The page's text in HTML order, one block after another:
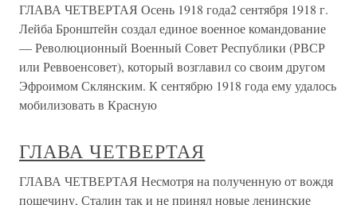
ГЛАВА ЧЕТВЕРТАЯ Осень 1918 года2 сентября 1918 г.
Лейба Бронштейн создал единое военное командование
— Революционный Военный Совет Республики (РВСР
или Реввоенсовет), который возглавил со своим другом
Эфроимом Склянским. К сентябрю 1918 года ему удалось
мобилизовать в Красную
ГЛАВА ЧЕТВЕРТАЯ
ГЛАВА ЧЕТВЕРТАЯ Несмотря на полученную от вождя
пощечину, Сталин так и не принял новые ленинские